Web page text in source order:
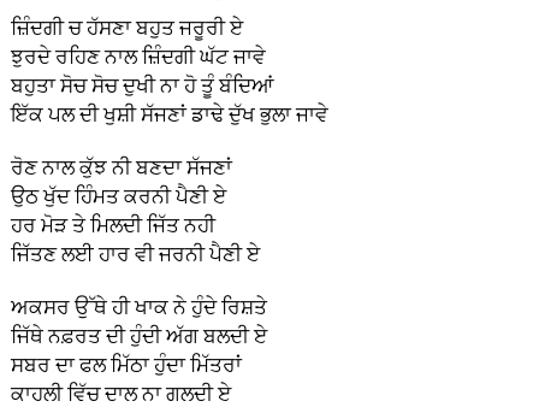
ਜ਼ਿੰਦਗੀ ਚ ਹੱਸਣਾ ਬਹੁਤ ਜਰੂਰੀ ਏ
ਝੁਰਦੇ ਰਹਿਣ ਨਾਲ ਜ਼ਿੰਦਗੀ ਘੱਟ ਜਾਵੇ
ਬਹੁਤਾ ਸੋਚ ਸੋਚ ਦੁਖੀ ਨਾ ਹੋ ਤੂੰ ਬੰਦਿਆਂ
ਇੱਕ ਪਲ ਦੀ ਖੁਸ਼ੀ ਸੱਜਣਾਂ ਡਾਢੇ ਦੁੱਖ ਭੁਲਾ ਜਾਵੇ
ਰੋਣ ਨਾਲ ਕੁੱਝ ਨੀ ਬਣਦਾ ਸੱਜਣਾਂ
ਉਠ ਖੁੱਦ ਹਿੰਮਤ ਕਰਨੀ ਪੈਣੀ ਏ
ਹਰ ਮੋੜ ਤੇ ਮਿਲਦੀ ਜਿੱਤ ਨਹੀ
ਜਿੱਤਣ ਲਈ ਹਾਰ ਵੀ ਜਰਨੀ ਪੈਣੀ ਏ
ਅਕਸਰ ਉੱਥੇ ਹੀ ਖਾਕ ਨੇ ਹੁੰਦੇ ਰਿਸ਼ਤੇ
ਜਿੱਥੇ ਨਫ਼ਰਤ ਦੀ ਹੁੰਦੀ ਅੱਗ ਬਲਦੀ ਏ
ਸਬਰ ਦਾ ਫਲ ਮਿੱਠਾ ਹੁੰਦਾ ਮਿੱਤਰਾਂ
ਕਾਹਲੀ ਵਿੱਚ ਦਾਲ ਨਾ ਗਲਦੀ ਏ